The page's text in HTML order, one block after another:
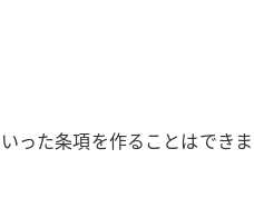
った条項を作ることはできま